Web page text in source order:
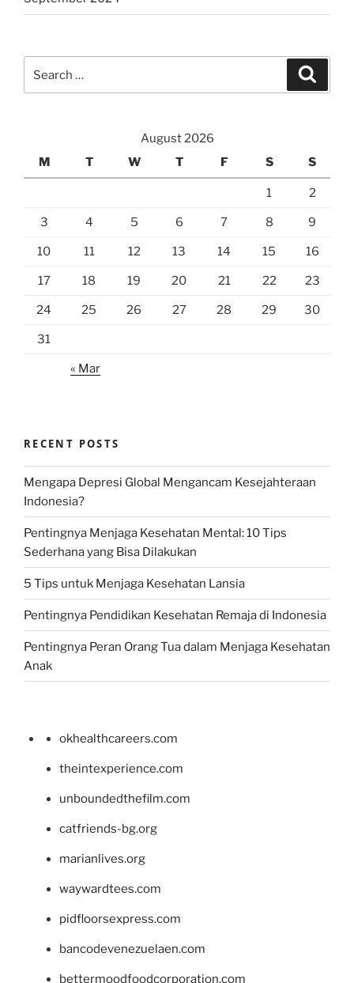
for:
August 2026
M
T W T F S S
1 2
3 4 5 6 7 8 9
10 11 12 13 14 15 16
17 18 19 20 21 22 23
24 25 26 27 28 29 30
31
« Mar
RECENT POSTS
Mengapa Depresi Global Mengancam Kesejahteraan
Indonesia?
Pentingnya Menjaga Kesehatan Mental: 10 Tips
Sederhana yang Bisa Dilakukan
5 Tips untuk Menjaga Kesehatan Lansia
Pentingnya Pendidikan Kesehatan Remaja di Indonesia
Pentingnya Peran Orang Tua dalam Menjaga Kesehatan
Anak
okhealthcareers.com
theintexperience.com
unboundedthefilm.com
catfriends-bg.org
marianlives.org
waywardtees.com
pidfloorsexpress.com
bancodevenezuelaen.com
bettermoodfoodcorporation.com